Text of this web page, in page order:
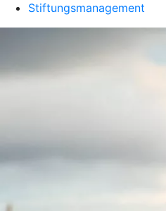
Stiftungsmanagement